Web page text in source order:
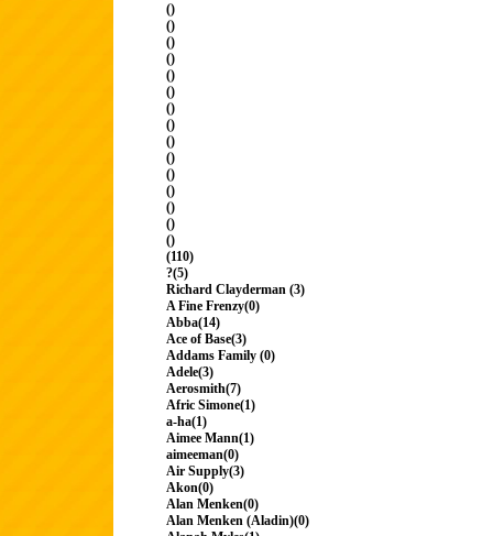
()
()
()
()
()
()
()
()
()
()
()
()
()
()
()
(110)
?(5)
Richard Clayderman (3)
A Fine Frenzy(0)
Abba(14)
Ace of Base(3)
Addams Family (0)
Adele(3)
Aerosmith(7)
Afric Simone(1)
a-ha(1)
Aimee Mann(1)
aimeeman(0)
Air Supply(3)
Akon(0)
Alan Menken(0)
Alan Menken (Aladin)(0)